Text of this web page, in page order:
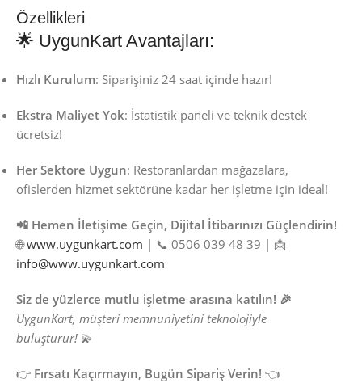
Özellikleri
🌟 UygunKart Avantajları:
Hızlı Kurulum: Siparişiniz 24 saat içinde hazır!
Ekstra Maliyet Yok: İstatistik paneli ve teknik destek
ücretsiz!
Her Sektore Uygun: Restoranlardan mağazalara,
ofislerden hizmet sektörüne kadar her işletme için ideal!
📲 Hemen İletişime Geçin, Dijital İtibarınızı Güçlendirin!
🌐www.uygunkart.com | 📞 0506 039 48 39 | 📩
info@www.uygunkart.com
Siz de yüzlerce mutlu işletme arasına katılın! 🎉
UygunKart, müşteri memnuniyetini teknolojiyle
buluşturur! 💫
👉 Fırsatı Kaçırmayın, Bugün Sipariş Verin! 👈